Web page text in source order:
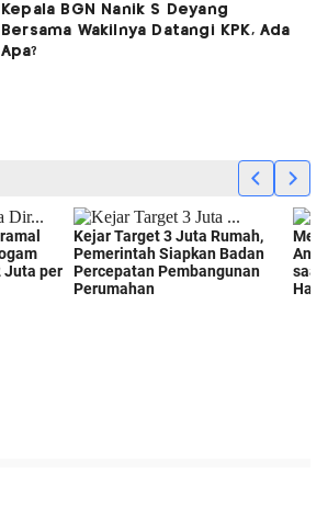
Kepala BGN Nanik S Deyang
Bersama Wakilnya Datangi KPK, Ada
Apa?